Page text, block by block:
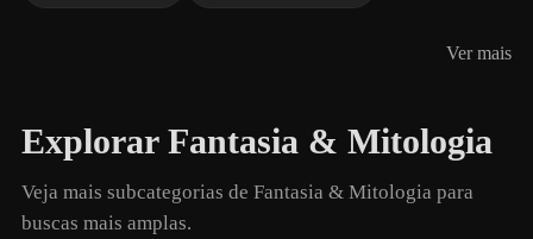
Ver mais
Explorar Fantasia & Mitologia
Veja mais subcategorias de Fantasia & Mitologia para
buscas mais amplas.